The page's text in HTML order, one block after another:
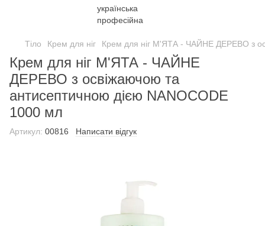
Тіло Крем для ніг Крем для ніг М'ЯТА - ЧАЙНЕ ДЕРЕВО з
Крем для ніг М'ЯТА - ЧАЙНЕ
ДЕРЕВО з освіжаючою та
антисептичною дією NANOCODE
1000 мл
Артикул: 00816 Написати відгук